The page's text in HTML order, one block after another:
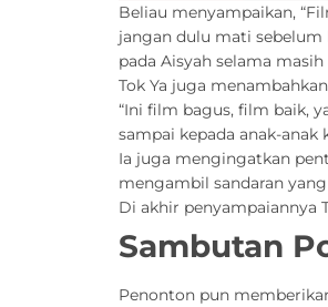
Beliau menyampaikan,
jangan dulu mati sebelum
pada Aisyah selama
Tok Ya juga
“Ini film bagus, film baik,
sampai kepada anak-anak
Ia juga mengingatkan
mengambil sandaran yang
Di akhir penyampaiannya
Sambutan
Penonton pun